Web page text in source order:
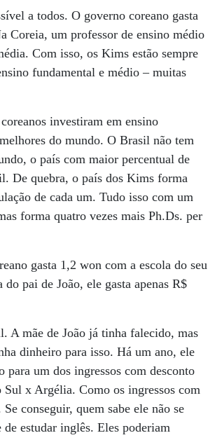
a todos. O governo coreano gasta
Coreia, um professor de ensino médio
Com isso, os Kims estão sempre
fundamental e médio – muitas
investiram em ensino
do mundo. O Brasil não tem
o país com maior percentual de
De quebra, o país dos Kims forma
de cada um. Tudo isso com um
forma quatro vezes mais Ph.Ds. per
gasta 1,2 won com a escola do seu
pai de João, ele gasta apenas R$
A mãe de João já tinha falecido, mas
dinheiro para isso. Há um ano, ele
para um dos ingressos com desconto
Sul x Argélia. Como os ingressos com
conseguir, quem sabe ele não se
de estudar inglês. Eles poderiam